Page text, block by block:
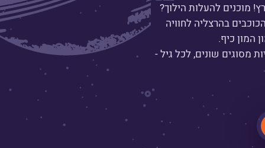
מוכנים להעלות הילוך?
בהרצליה לחוויה
המון כיף.
מסוגים שונים, לכל גיל -